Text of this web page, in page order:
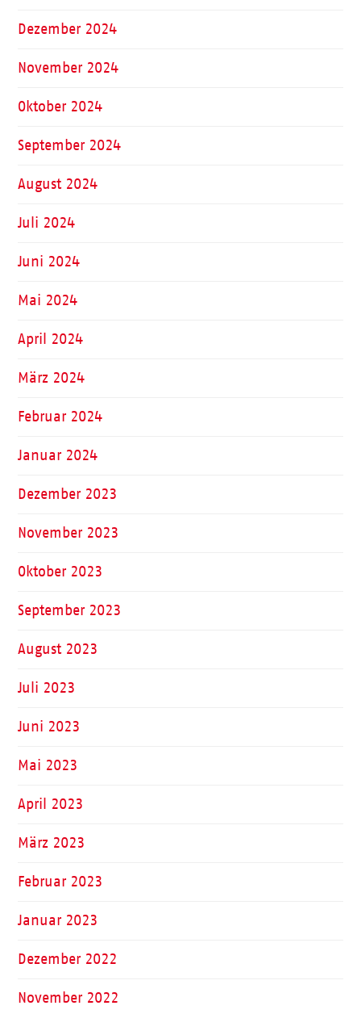
Dezember 2024
November 2024
Oktober 2024
September 2024
August 2024
Juli 2024
Juni 2024
Mai 2024
April 2024
März 2024
Februar 2024
Januar 2024
Dezember 2023
November 2023
Oktober 2023
September 2023
August 2023
Juli 2023
Juni 2023
Mai 2023
April 2023
März 2023
Februar 2023
Januar 2023
Dezember 2022
November 2022